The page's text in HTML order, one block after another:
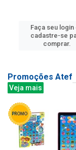
Faça seu login
cadastre-se
comprar.
Promoções Atef
Veja mais